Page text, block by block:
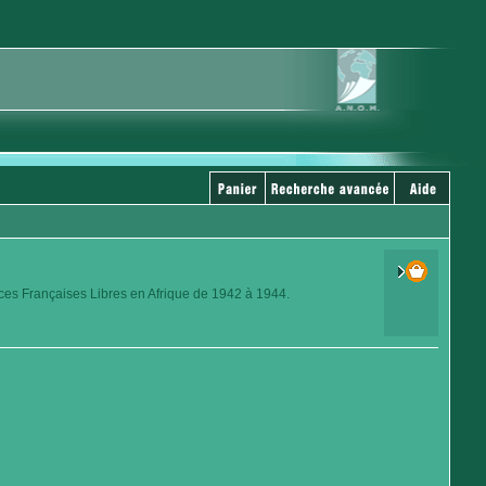
Françaises Libres en Afrique de 1942 à 1944.